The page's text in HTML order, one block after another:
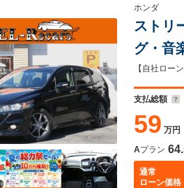
ホンダ
ストリ
グ・音
ルシフ
支払総額
59 万円
Aプラン
通常
ローン価格